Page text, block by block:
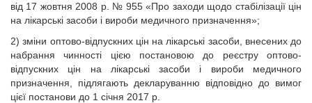
від 17 жовтня 2008 р. № 955 «Про заходи щодо стабілізації цін
на лікарські засоби і вироби медичного призначення»;
2) зміни оптово-відпускних цін на лікарські засоби, внесених до
набрання чинності цією постановою до реєстру оптово-
відпускних цін на лікарські засоби і вироби медичного
призначення, підлягають декларуванню відповідно до вимог
цієї постанови до 1 січня 2017 р.